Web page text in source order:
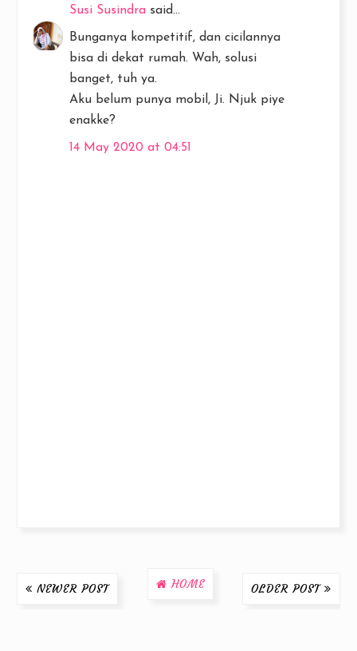
Susi Susindra said...
Bunganya kompetitif, dan cicilannya
bisa di dekat rumah. Wah, solusi
banget, tuh ya.
Aku belum punya mobil, Ji. Njuk piye
enakke?
14 May 2020 at 04:51
NEWER POST OLDER POST
HOME